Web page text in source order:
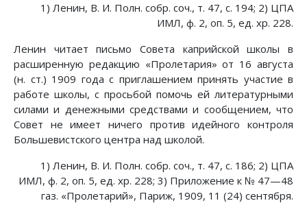
1) Ленин, В. И. Полн. собр. соч., т. 47, с. 194; 2) ЦПА
ИМЛ, ф. 2, оп. 5, ед. хр. 228.
Ленин читает письмо Совета каприйской школы в
расширенную редакцию «Пролетария» от 16 августа
(н. ст.) 1909 года с приглашением принять участие в
работе школы, с просьбой помочь ей литературными
силами и денежными средствами и сообщением, что
Совет не имеет ничего против идейного контроля
Большевистского центра над школой.
1) Ленин, В. И. Полн. собр. соч., т. 47, с. 186; 2) ЦПА
ИМЛ, ф. 2, оп. 5, ед. хр. 228; 3) Приложение к № 47—48
газ. «Пролетарий», Париж, 1909, 11 (24) сентября.